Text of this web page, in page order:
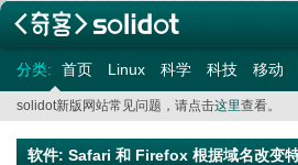
分类: 首页 Linux 科学 科技 移动
solidot新版网站常见问题，请点击这里查看。
软件: Safari 和 Firefox 根据域名改变